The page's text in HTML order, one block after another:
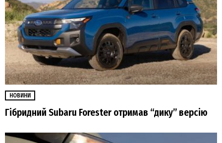
НОВИНИ
Гібридний Subaru Forester отримав “дику” версію